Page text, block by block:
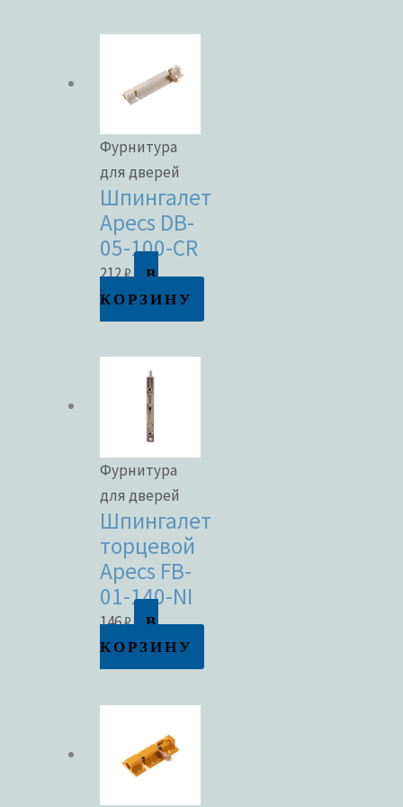
Фурнитура
для дверей
Шпингалет
Apecs DB-
05-100-CR
212₽
В
КОРЗИНУ
Фурнитура
для дверей
Шпингалет
торцевой
Apecs FB-
01-140-NI
146₽
В
КОРЗИНУ